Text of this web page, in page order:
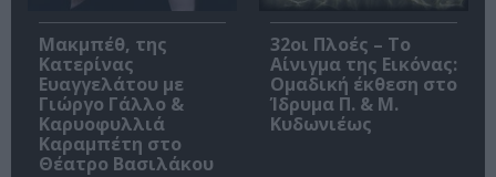
Μακμπέθ, της
Κατερίνας
Ευαγγελάτου με
Γιώργο Γάλλο &
Καρυοφυλλιά
Καραμπέτη στο
Θέατρο Βασιλάκου
32οι Πλοές – Το
Αίνιγμα της Εικόνας:
Ομαδική έκθεση στο
Ίδρυμα Π. & Μ.
Κυδωνιέως